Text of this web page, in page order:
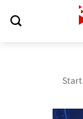
Inhalt
Start